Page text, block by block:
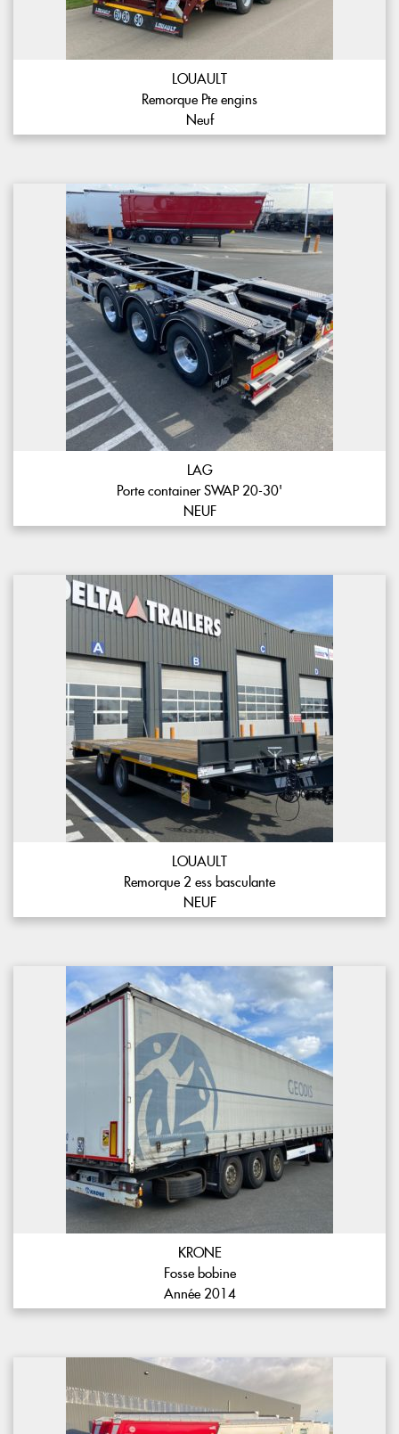
LOUAULT
Remorque Pte engins
Neuf
LAG
Porte container SWAP 20-30'
NEUF
LOUAULT
Remorque 2 ess basculante
NEUF
KRONE
Fosse bobine
Année 2014